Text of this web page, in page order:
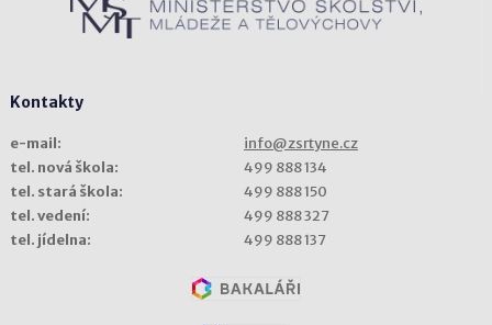
Kontakty
e-mail:
info@zsrtyne.cz
tel. nová škola:
499 888 134
tel. stará škola:
499 888 150
tel. vedení:
499 888 327
tel. jídelna:
499 888 137